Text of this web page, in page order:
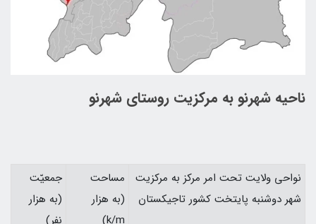
ناحيه شهرنو به مركزيت روستای شهرنو
نواحي ولايت تحت امر مركز به مركزيت
شهر دوشنبه پايتخت كشور تاجيكستان
مساحت
(به هزار
k/m)
جمعيّت
(به هزار
نفر)